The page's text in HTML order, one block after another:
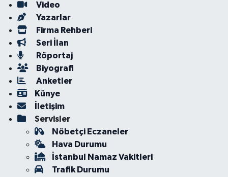
Video
Yazarlar
Firma Rehberi
Seri İlan
Röportaj
Biyografi
Anketler
Künye
İletişim
Servisler
Nöbetçi Eczaneler
Hava Durumu
İstanbul Namaz Vakitleri
Trafik Durumu